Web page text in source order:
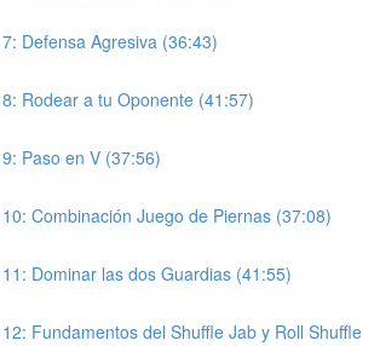
Defensa Agresiva (36:43)
Rodear a tu Oponente (41:57)
Paso en V (37:56)
Combinación Juego de Piernas (37:08)
Dominar las dos Guardias (41:55)
Fundamentos del Shuffle Jab y Roll Shuffle